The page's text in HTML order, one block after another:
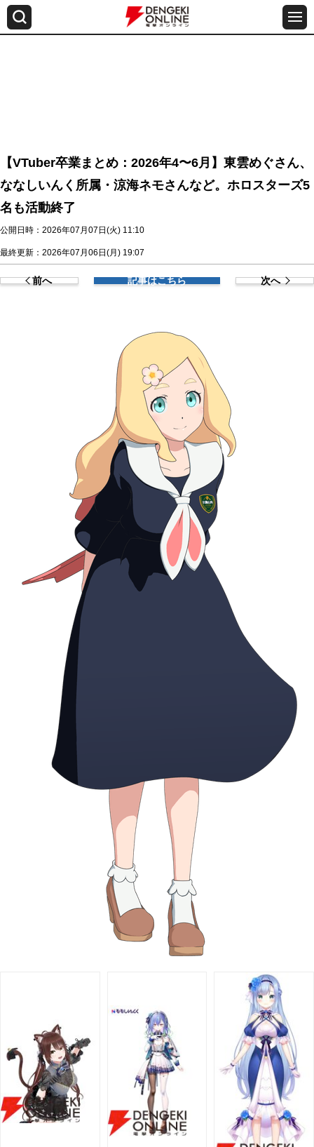
【VTuber卒業まとめ：2026年4〜6月】東雲めぐさん、
ななしいんく所属・涼海ネモさんなど。ホロスターズ5
名も活動終了
公開日時：2026年07月07日(火) 11:10
最終更新：2026年07月06日(月) 19:07
前へ 記事はこちら 次へ